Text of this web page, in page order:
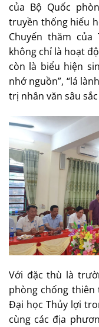
của Bộ Quốc
truyền thống hiếu
Chuyến thăm
không chỉ là hoạt
còn là biểu hiện
nhớ nguồn”, “lá
trị nhân văn sâu
Với đặc thù là
phòng chống
Đại học Thủy lợi
cùng các địa